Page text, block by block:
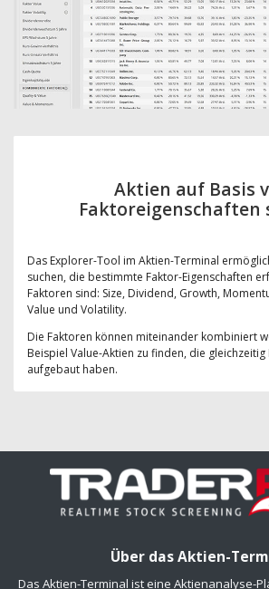
Aktien auf Basis
Faktoreigenschaften
Das Explorer-Tool im Aktien-Terminal
suchen, die bestimmte Faktor-Eigenschaften
Faktoren sind: Size, Dividend, Growth,
Value und Volatility.
Die Faktoren können miteinander kombiniert
Beispiel Value-Aktien zu finden, die
aufgebaut haben.
Über das Aktien-
Das Aktien-Terminal ist eine Aktienanalyse-